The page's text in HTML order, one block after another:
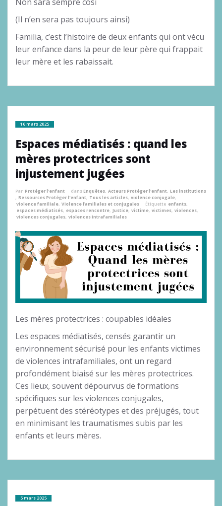
(Il n’en sera pas toujours ainsi)
Familia, c’est l’histoire de deux enfants qui ont vécu
leur enfance dans la peur de leur père qui frappait
leur mère et les rabaissait.
16 mars 2025
Espaces médiatisés : quand les
mères protectrices sont
injustement jugées
Par Protéger l'enfant dansEnquêtes, Acteurs Protéger l'enfant, Les institutions
, Ressources Protéger l'enfant, Tous les articles, violence conjugale,
violence familiale, Violence familiales et conjugales Étiquette enfants,
espaces médiatisés, espaces rencontre, Justice, victime, victimes, violences,
violences conjugales, violences intrafamiliales
Les mères protectrices : coupables idéales
Les espaces médiatisés, censés garantir un
environnement sécurisé pour les enfants victimes
de violences intrafamiliales, ont un regard
profondément biaisé sur les mères protectrices.
Ces lieux, souvent dépourvus de formations
spécifiques sur les violences conjugales,
perpétuent des stéréotypes et des préjugés, tout
en minimisant les traumatismes subis par les
enfants et leurs mères.
5 mars 2025